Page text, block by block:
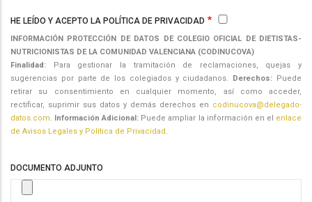
HE LEÍDO Y ACEPTO LA POLÍTICA DE PRIVACIDAD
INFORMACIÓN PROTECCIÓN DE DATOS DE COLEGIO OFICIAL DE DIETISTAS-
NUTRICIONISTAS DE LA COMUNIDAD VALENCIANA (CODINUCOVA)
Finalidad: Para gestionar la tramitación de reclamaciones, quejas y
sugerencias por parte de los colegiados y ciudadanos. Derechos: Puede
retirar su consentimiento en cualquier momento, así como acceder,
rectificar, suprimir sus datos y demás derechos en codinucova@delegado-
datos.com. Información Adicional: Puede ampliar la información en el enlace
de Avisos Legales y Política de Privacidad.
DOCUMENTO ADJUNTO